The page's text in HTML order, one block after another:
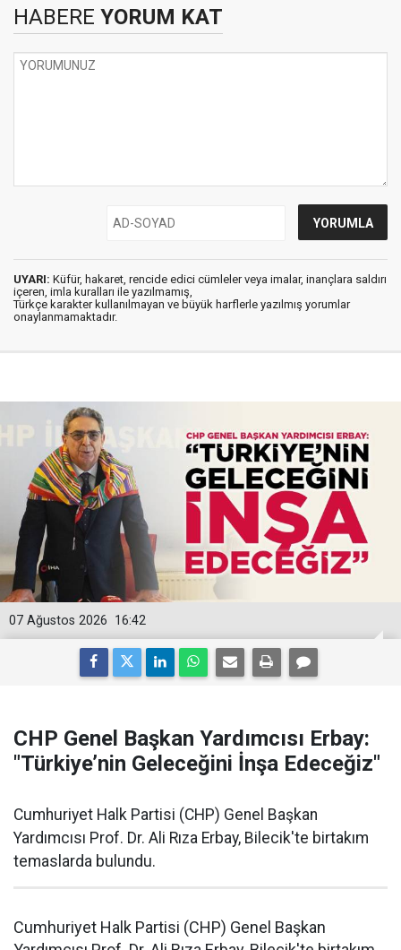
HABERE YORUM KAT
UYARI: Küfür, hakaret, rencide edici cümleler veya imalar, inançlara saldırı
içeren, imla kuralları ile yazılmamış,
Türkçe karakter kullanılmayan ve büyük harflerle yazılmış yorumlar
onaylanmamaktadır.
16:42
07 Ağustos 2026
CHP Genel Başkan Yardımcısı Erbay:
"Türkiye’nin Geleceğini İnşa Edeceğiz"
Cumhuriyet Halk Partisi (CHP) Genel Başkan
Yardımcısı Prof. Dr. Ali Rıza Erbay, Bilecik'te birtakım
temaslarda bulundu.
Cumhuriyet Halk Partisi (CHP) Genel Başkan